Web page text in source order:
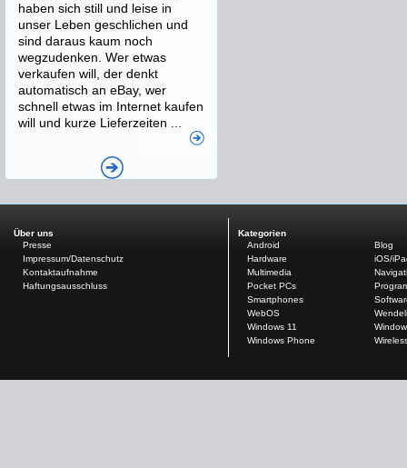
haben sich still und leise in
unser Leben geschlichen und
sind daraus kaum noch
wegzudenken. Wer etwas
verkaufen will, der denkt
automatisch an eBay, wer
schnell etwas im Internet kaufen
will und kurze Lieferzeiten ...
Über uns
Presse
Impressum/Datenschutz
Kontaktaufnahme
Haftungsausschluss
Kategorien
Android
Blog
Hardware
iOS/
Multimedia
Pocket PCs
Smartphones
WebOS
Windows 11
Windows Phone